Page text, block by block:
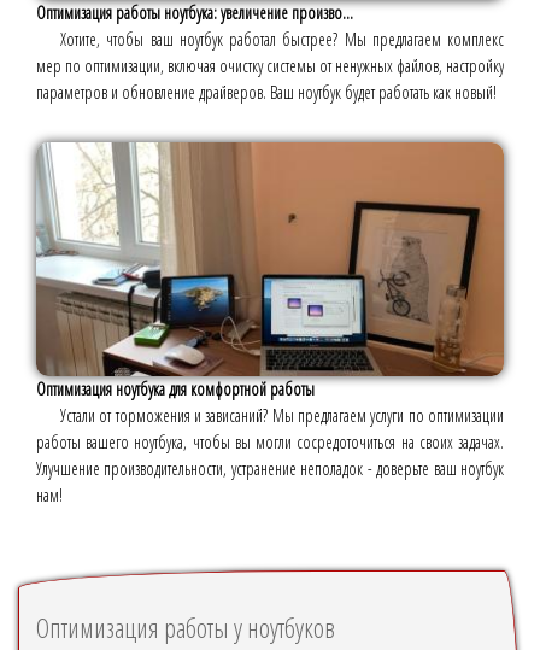
Оптимизация работы ноутбука: увеличение произво...
Хотите, чтобы ваш ноутбук работал быстрее? Мы предлагаем комплекс
мер по оптимизации, включая очистку системы от ненужных файлов, настройку
параметров и обновление драйверов. Ваш ноутбук будет работать как новый!
Оптимизация ноутбука для комфортной работы
Устали от торможения и зависаний? Мы предлагаем услуги по оптимизации
работы вашего ноутбука, чтобы вы могли сосредоточиться на своих задачах.
Улучшение производительности, устранение неполадок - доверьте ваш ноутбук
нам!
Оптимизация работы у ноутбуков